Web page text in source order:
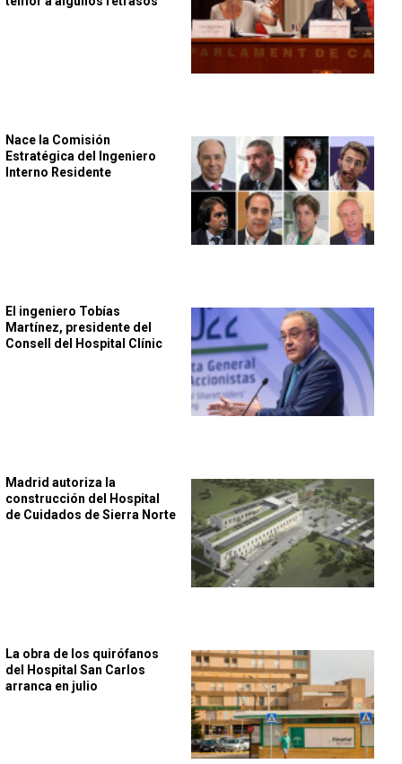
Nace la Comisión
Estratégica del Ingeniero
Interno Residente
El ingeniero Tobías
Martínez, presidente del
Consell del Hospital Clínic
Madrid autoriza la
construcción del Hospital
de Cuidados de Sierra Norte
La obra de los quirófanos
del Hospital San Carlos
arranca en julio